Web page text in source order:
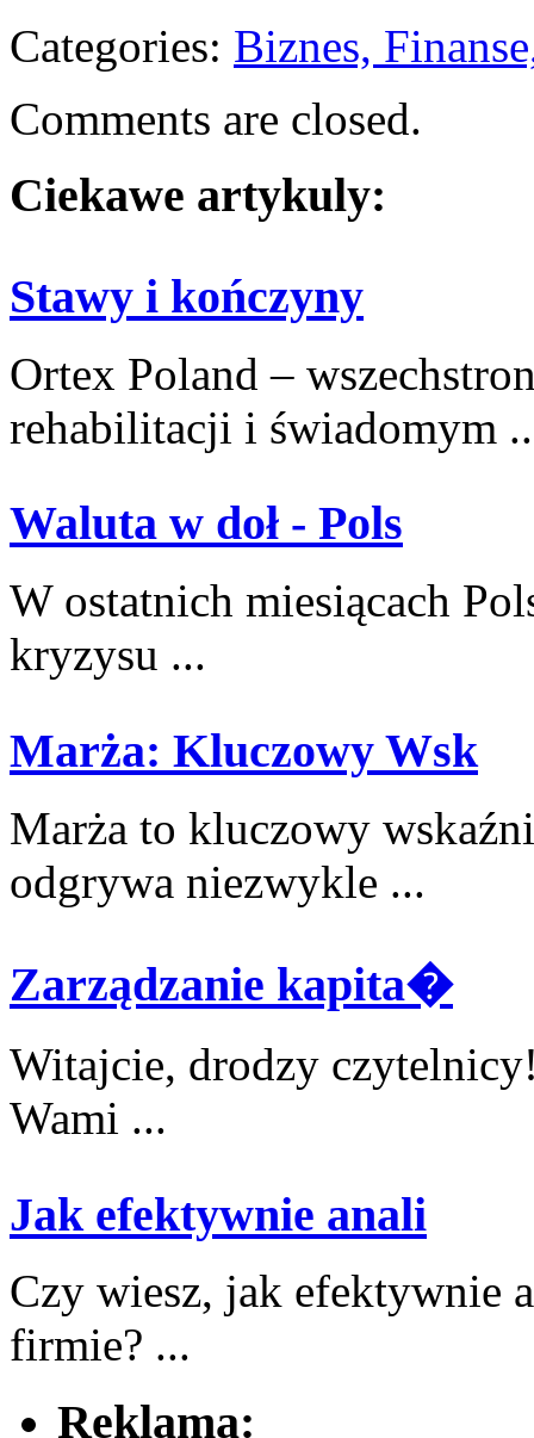
Categories: Biznes,
Comments are closed.
Ciekawe artykuly:
Stawy i kończyny
Ortex Poland –
rehabilitacji i świadomym
Waluta w doł - Pols
W‍ ostatnich miesiącach
kryzysu ...
Marża: Kluczowy Wsk
Marża to kluczowy
odgrywa niezwykle ...
Zarządzanie kapita�
Witajcie, drodzy
Wami ...
Jak efektywnie anali
Czy wiesz, jak⁤ efektywnie
firmie?‌ ...
Reklama: